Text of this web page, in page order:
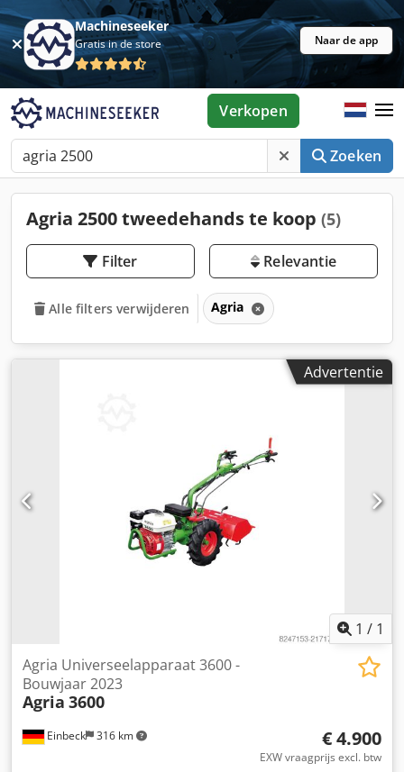
Machineseeker
Gratis in de store Naar de app
Zoeken
Verkopen
Agria 2500 tweedehands te koop (5)
Filter Relevantie
Alle filters verwijderen Agria
Advertentie
1 / 1
Einbeck 316 km
Agria Universeelapparaat 3600 -
Bouwjaar 2023
Agria 3600
€ 4.900
EXW vraagprijs excl. btw